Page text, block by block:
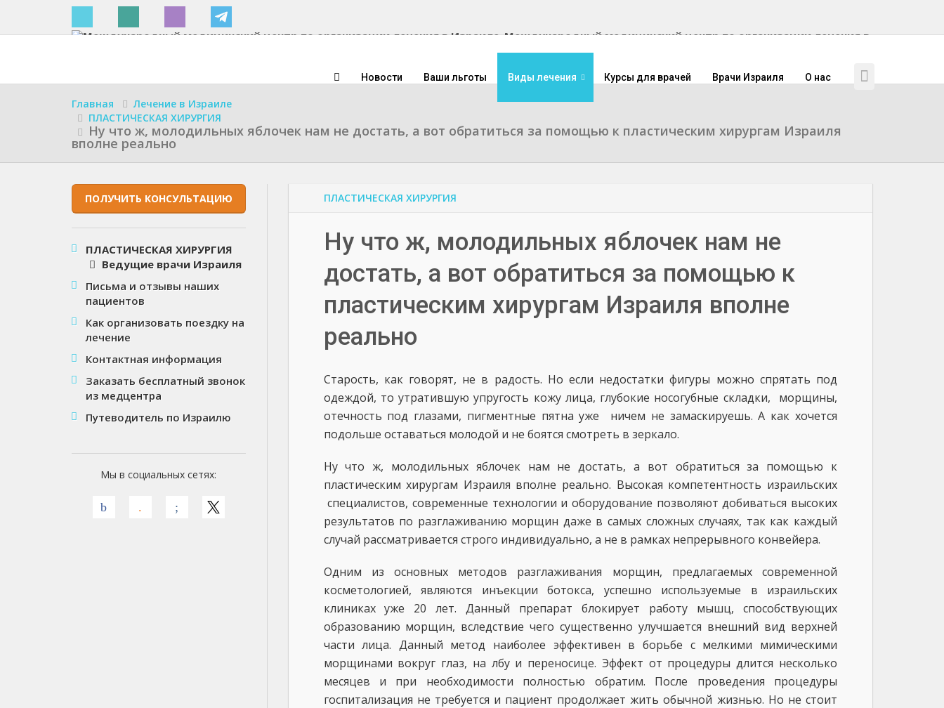
Международный медицинский центр по организации лечения в
Новости Ваши льготы Виды лечения Курсы для врачей Врачи Израиля О нас
Главная
Лечение в Израиле
ПЛАСТИЧЕСКАЯ ХИРУРГИЯ
Ну что ж, молодильных яблочек нам не достать, а вот обратиться за помощью к пластическим хирургам Израиля
вполне реально
ПОЛУЧИТЬ КОНСУЛЬТАЦИЮ
ПЛАСТИЧЕСКАЯ ХИРУРГИЯ
Ведущие врачи Израиля
Письма и отзывы наших
пациентов
Как организовать поездку на
лечение
Контактная информация
Заказать бесплатный звонок
из медцентра
Путеводитель по Израилю
Мы в социальных сетях:
ПЛАСТИЧЕСКАЯ ХИРУРГИЯ
Ну что ж, молодильных яблочек нам не
достать, а вот обратиться за помощью к
пластическим хирургам Израиля вполне
реально
Старость, как говорят, не в радость. Но если недостатки фигуры можно спрятать под
одеждой, то утратившую упругость кожу лица, глубокие носогубные складки, морщины,
отечность под глазами, пигментные пятна уже ничем не замаскируешь. А как хочется
подольше оставаться молодой и не боятся смотреть в зеркало.
Ну что ж, молодильных яблочек нам не достать, а вот обратиться за помощью к
пластическим хирургам Израиля вполне реально. Высокая компетентность израильских
специалистов, современные технологии и оборудование позволяют добиваться высоких
результатов по разглаживанию морщин даже в самых сложных случаях, так как каждый
случай рассматривается строго индивидуально, а не в рамках непрерывного конвейера.
Одним из основных методов разглаживания морщин, предлагаемых современной
косметологией, являются инъекции ботокса, успешно используемые в израильских
клиниках уже 20 лет. Данный препарат блокирует работу мышц, способствующих
образованию морщин, вследствие чего существенно улучшается внешний вид верхней
части лица. Данный метод наиболее эффективен в борьбе с мелкими мимическими
морщинами вокруг глаз, на лбу и переносице. Эффект от процедуры длится несколько
месяцев и при необходимости полностью обратим. После проведения процедуры
госпитализация не требуется и пациент продолжает жить обычной жизнью. Но не стоит